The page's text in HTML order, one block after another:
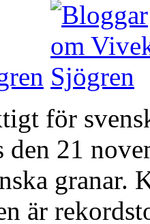
för
den 21
granar.
är